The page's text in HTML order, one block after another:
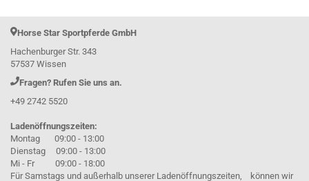
Horse Star Sportpferde GmbH
Hachenburger Str. 343
57537 Wissen
Fragen? Rufen Sie uns an.
+49 2742 5520
Ladenöffnungszeiten:
Montag 09:00 - 13:00
Dienstag 09:00 - 13:00
Mi - Fr 09:00 - 18:00
Für Samstags und außerhalb unserer Ladenöffnungszeiten, können wir